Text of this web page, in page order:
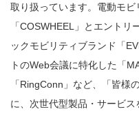
取り扱っています。電動モビ
「COSWHEEL」とエント
ックモビリティブランド「
トのWeb会議に特化した「
「RingConn」など、「皆様
に、次世代型製品・サービス